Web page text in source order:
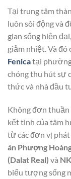
Tại trung tâm
luôn sôi động và
gian sống hiện
giảm nhiệt. Và đó
Fenicatại phường
chóng thu hút sự
thức và nhà đầu
Không đơn thuần
kết tinh của tâm
từ các đơn vị
án Phượng
(Dalat Real) và
biểu tượng sống